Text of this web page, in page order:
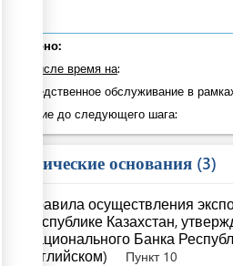
Суммарно:
в том числе время на:
Непосредственное обслуживание в
Ожидание до следующего шага:
Юридические основания 3
Правила осуществления
Республике Казахстан,
Национального Банка
английском)
Пункт 10